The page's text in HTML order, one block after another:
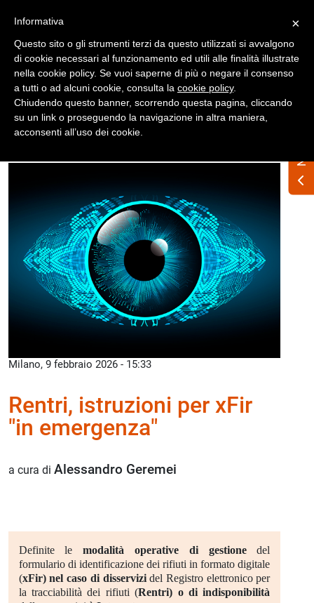
Accedi
Home News Nazionali
Milano, 9 febbraio 2026 - 15:33
Rentri, istruzioni per xFir
"in emergenza"
a cura di Alessandro Geremei
Definite lemodalità operative di gestionedel
formulario di identificazione dei rifiuti in formato digitale
(xFir) nel caso di disservizidel Registro elettronico per
la tracciabilità dei rifiuti (Rentri) o di indisponibilità
×
Informativa
Questo sito o gli strumenti terzi da questo utilizzati si avvalgono
di cookie necessari al funzionamento ed utili alle finalità illustrate
nella cookie policy. Se vuoi saperne di più o negare il consenso
a tutti o ad alcuni cookie, consulta la cookie policy.
Chiudendo questo banner, scorrendo questa pagina, cliccando
su un link o proseguendo la navigazione in altra maniera,
acconsenti all’uso dei cookie.